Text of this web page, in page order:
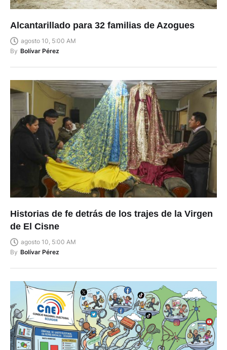
Alcantarillado para 32 familias de Azogues
agosto 10, 5:00 AM
By Bolívar Pérez
Historias de fe detrás de los trajes de la Virgen
de El Cisne
agosto 10, 5:00 AM
By Bolívar Pérez